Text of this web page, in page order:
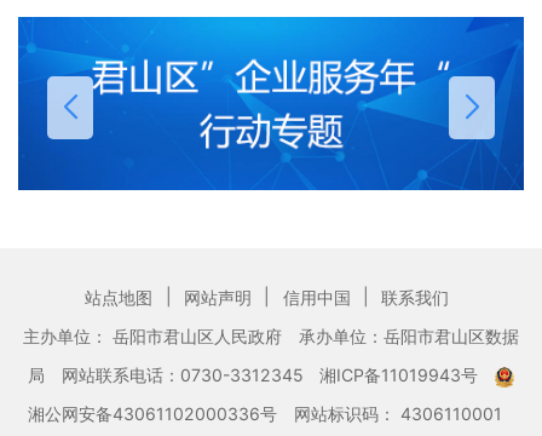
站点地图 网站声明 信用中国
联系我们
主办单位： 岳阳市君山区人民政府
承办单位：岳阳市君山区数据
局
网站联系电话：0730-3312345
湘ICP备11019943号
湘公网安备43061102000336号
网站标识码： 4306110001